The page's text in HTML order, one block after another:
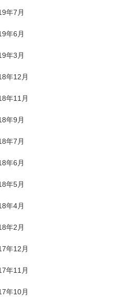
年7月
年6月
年3月
年12月
年11月
年9月
年7月
年6月
年5月
年4月
年2月
年12月
年11月
年10月